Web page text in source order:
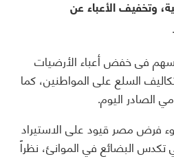
وتخفيف الأعباء عن
فى خفض أعباء الأرضيات
السلع على المواطنين، كما
الصادر اليوم.
فرض مصر قيود على الاستيراد
البضائع في الموانئ، نظراً